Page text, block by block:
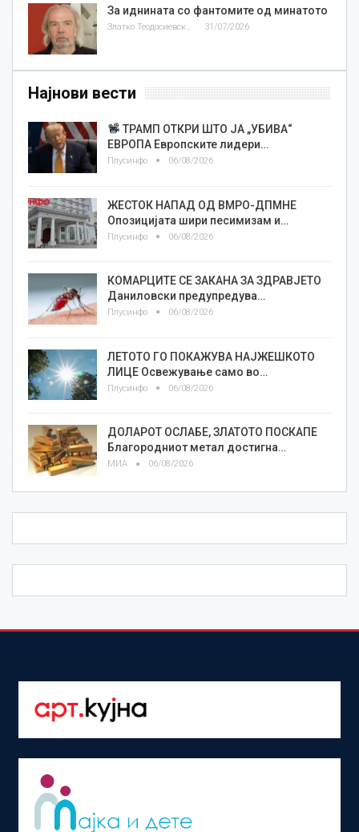
За иднината со фантомите од минатото
Златко Теодосиевски 31/07/2026
Најнови вести
ТРАМП ОТКРИ ШТО ЈА „УБИВА“
ЕВРОПА Европските лидери…
Плусинфо 06/08/2026
ЖЕСТОК НАПАД ОД ВМРО-ДПМНЕ
Опозицијата шири песимизам и…
Плусинфо 06/08/2026
КОМАРЦИТЕ СЕ ЗАКАНА ЗА ЗДРАВЈЕТО
Даниловски предупредува…
Плусинфо 06/08/2026
ЛЕТОТО ГО ПОКАЖУВА НАЈЖЕШКОТО
ЛИЦE Освежување само во…
Плусинфо 06/08/2026
ДОЛАРОТ ОСЛАБЕ, ЗЛАТОТО ПОСКАПЕ
Благородниот метал достигна…
МИА 06/08/2026